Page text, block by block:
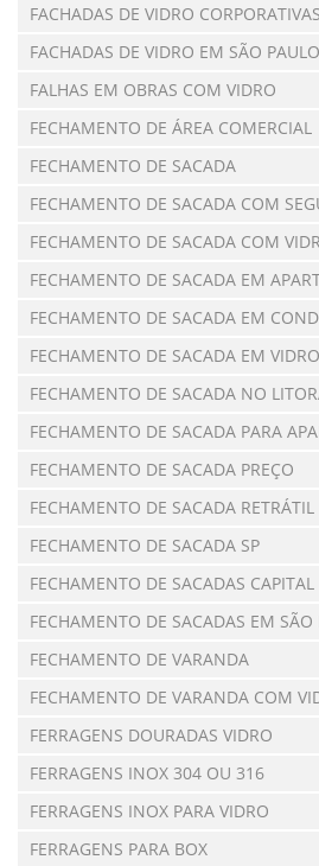
FACHADAS DE VIDRO CORPORATIVAS
FACHADAS DE VIDRO EM SÃO PAULO
FALHAS EM OBRAS COM VIDRO
FECHAMENTO DE ÁREA COMERCIAL
FECHAMENTO DE SACADA
FECHAMENTO DE SACADA COM
FECHAMENTO DE SACADA COM
FECHAMENTO DE SACADA EM
FECHAMENTO DE SACADA EM
FECHAMENTO DE SACADA EM VIDRO
FECHAMENTO DE SACADA NO
FECHAMENTO DE SACADA PARA
FECHAMENTO DE SACADA PREÇO
FECHAMENTO DE SACADA RETRÁTIL
FECHAMENTO DE SACADA SP
FECHAMENTO DE SACADAS
FECHAMENTO DE SACADAS EM SÃO
FECHAMENTO DE VARANDA
FECHAMENTO DE VARANDA COM
FERRAGENS DOURADAS VIDRO
FERRAGENS INOX 304 OU 316
FERRAGENS INOX PARA VIDRO
FERRAGENS PARA BOX